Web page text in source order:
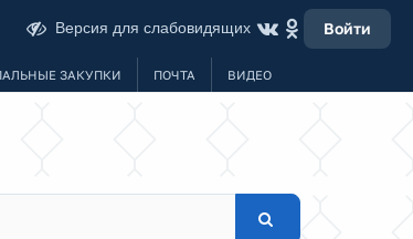
Версия для слабовидящих Войти
ЗАКУПКИ ПОЧТА ВИДЕО